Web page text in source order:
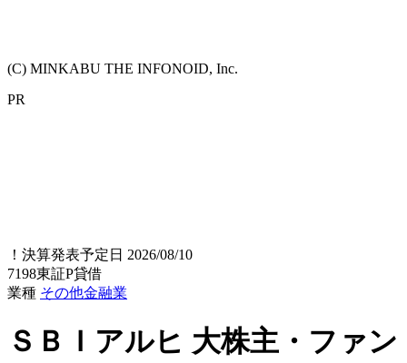
(C) MINKABU THE INFONOID, Inc.
PR
！ 決算発表予定日 2026/08/10
7198東証P貸借
業種 その他金融業
ＳＢＩアルヒ 大株主・ファン